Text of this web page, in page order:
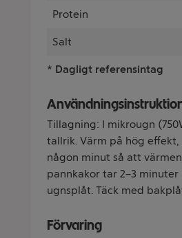
Protein
Salt
* Dagligt referensintag
Tillagning: I mikrougn
tallrik. Värm på hög
någon minut så att
pannkakor tar 2–3
ugnsplåt. Täck med
Förvaring